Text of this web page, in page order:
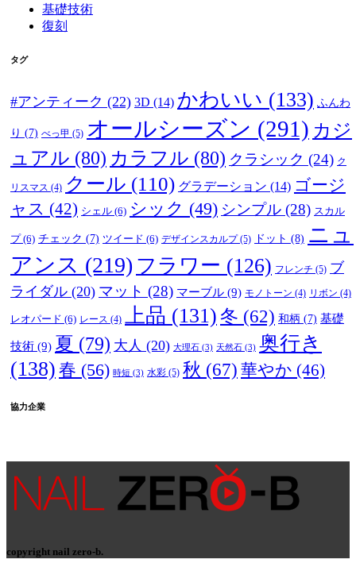
基礎技術
復刻
タグ
#アンティーク (22) 3D (14) かわいい (133) ふんわ
り (7) べっ甲 (5) オールシーズン (291) カジ
ュアル (80) カラフル (80) クラシック (24) ク
リスマス (4) クール (110) グラデーション (14) ゴージ
ャス (42) シェル (6) シック (49) シンプル (28) スカル
プ(6) チェック (7) ツイード (6) デザインスカルプ(5) ドット (8) ニュ
アンス (219) フラワー (126) フレンチ (5) ブ
ライダル (20) マット (28) マーブル (9) モノトーン (4) リボン (4)
レオパード (6) レース (4) 上品 (131) 冬 (62) 和柄 (7) 基礎
技術 (9) 夏 (79) 大人 (20) 大理石 (3) 天然石 (3) 奥行き
(138) 春 (56) 時短 (3) 水彩 (5) 秋 (67) 華やか (46)
協力企業
copyright nail zero-b.